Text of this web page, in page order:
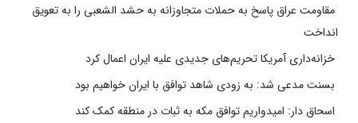
مقاومت عراق پاسخ به حملات متجاوزانه به حشد الشعبی را به تعویق
انداخت
خزانه‌داری آمریکا تحریم‌های جدیدی علیه ایران اعمال کرد
بسنت مدعی شد: به زودی شاهد توافق با ایران خواهیم بود
اسحاق دار: امیدواریم توافق مکه به ثبات در منطقه کمک کند